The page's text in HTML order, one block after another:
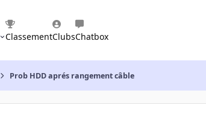
ClassementClubsChatbox
Prob HDD aprés rangement câble